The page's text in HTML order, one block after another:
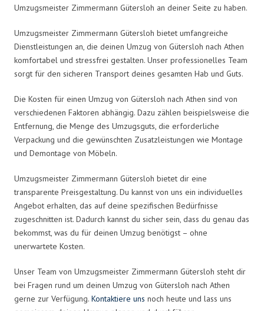
Umzugsmeister Zimmermann Gütersloh an deiner Seite zu haben.
Umzugsmeister Zimmermann Gütersloh bietet umfangreiche
Dienstleistungen an, die deinen Umzug von Gütersloh nach Athen
komfortabel und stressfrei gestalten. Unser professionelles Team
sorgt für den sicheren Transport deines gesamten Hab und Guts.
Die Kosten für einen Umzug von Gütersloh nach Athen sind von
verschiedenen Faktoren abhängig. Dazu zählen beispielsweise die
Entfernung, die Menge des Umzugsguts, die erforderliche
Verpackung und die gewünschten Zusatzleistungen wie Montage
und Demontage von Möbeln.
Umzugsmeister Zimmermann Gütersloh bietet dir eine
transparente Preisgestaltung. Du kannst von uns ein individuelles
Angebot erhalten, das auf deine spezifischen Bedürfnisse
zugeschnitten ist. Dadurch kannst du sicher sein, dass du genau das
bekommst, was du für deinen Umzug benötigst – ohne
unerwartete Kosten.
Unser Team von Umzugsmeister Zimmermann Gütersloh steht dir
bei Fragen rund um deinen Umzug von Gütersloh nach Athen
gerne zur Verfügung. Kontaktiere uns noch heute und lass uns